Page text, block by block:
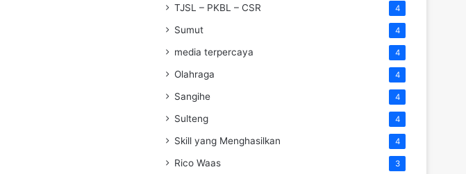
TJSL – PKBL – CSR 4
Sumut 4
media terpercaya 4
Olahraga 4
Sangihe 4
Sulteng 4
Skill yang Menghasilkan 4
Rico Waas 3